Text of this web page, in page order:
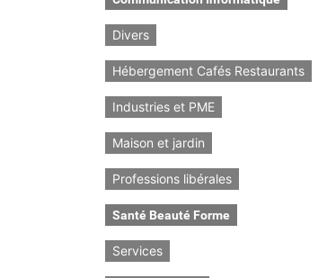
Divers
Hébergement Cafés Restaurants
Industries et PME
Maison et jardin
Professions libérales
Santé Beauté Forme
Services